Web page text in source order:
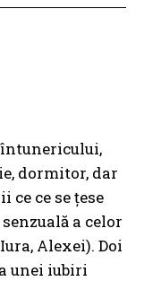
întunericului,
dormitor, dar
ce ce se țese
a celor
Alexei). Doi
unei iubiri